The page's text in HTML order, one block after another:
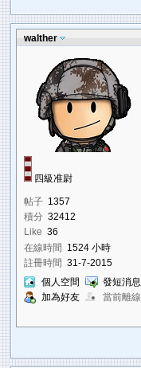
walther
四級准尉
帖子 1357
積分 32412
Like 36
在線時間 1524 小時
註冊時間 31-7-2015
個人空間
發短消息
加為好友
當前離線